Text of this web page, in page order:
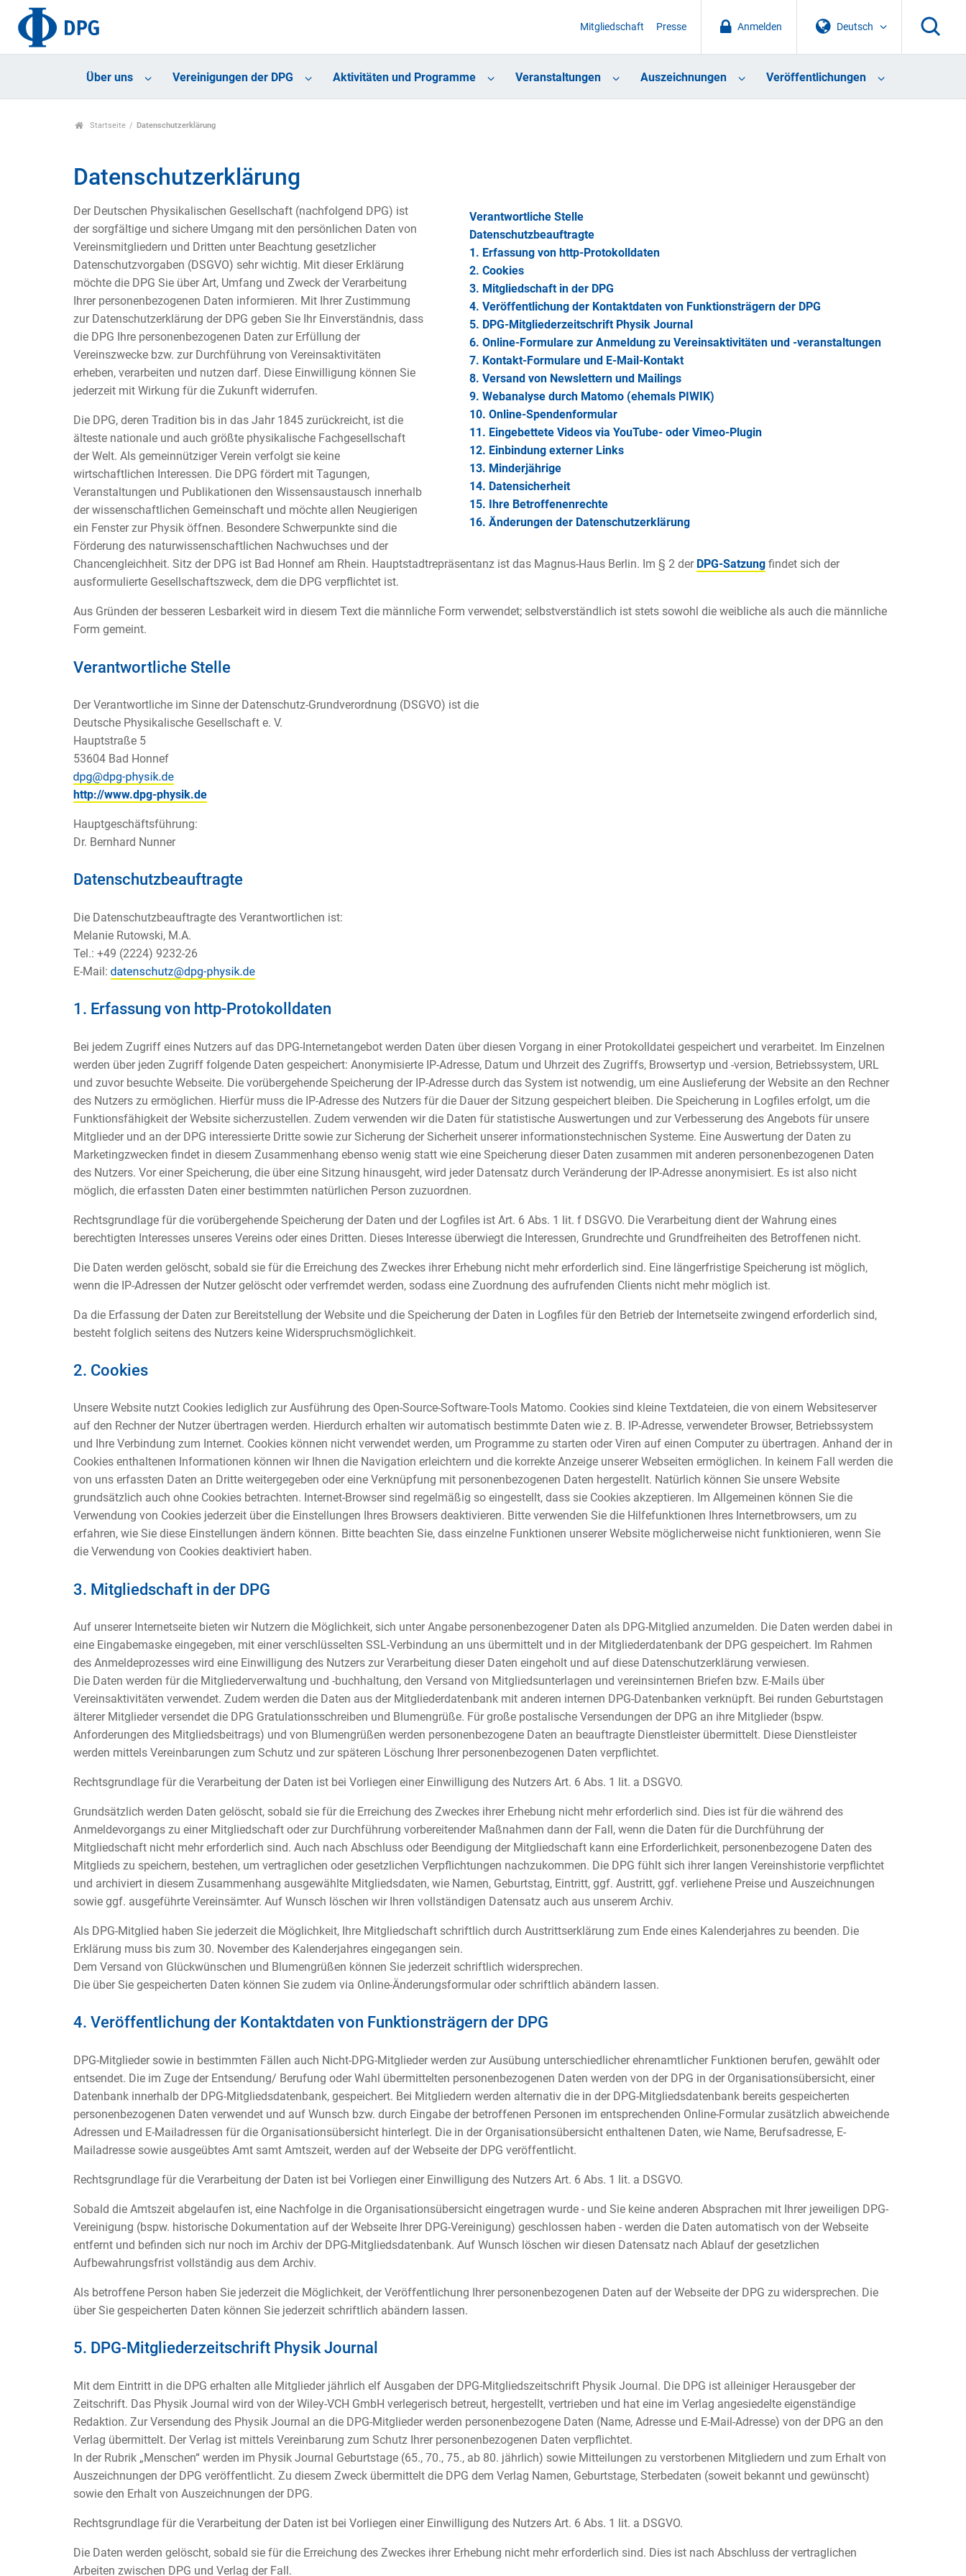
Deutsch
Anmelden
Mitgliedschaft Presse
Über uns Vereinigungen der DPG Aktivitäten und Programme Veranstaltungen Auszeichnungen Veröffentlichungen
Startseite Datenschutzerklärung
Datenschutzerklärung
Verantwortliche Stelle
Datenschutzbeauftragte
1. Erfassung von http-Protokolldaten
2. Cookies
3. Mitgliedschaft in der DPG
4. Veröffentlichung der Kontaktdaten von Funktionsträgern der DPG
5. DPG-Mitgliederzeitschrift Physik Journal
6. Online-Formulare zur Anmeldung zu Vereinsaktivitäten und -veranstaltungen
7. Kontakt-Formulare und E-Mail-Kontakt
8. Versand von Newslettern und Mailings
9. Webanalyse durch Matomo (ehemals PIWIK)
10. Online-Spendenformular
11. Eingebettete Videos via YouTube- oder Vimeo-Plugin
12. Einbindung externer Links
13. Minderjährige
14. Datensicherheit
15. Ihre Betroffenenrechte
16. Änderungen der Datenschutzerklärung
Der Deutschen Physikalischen Gesellschaft (nachfolgend DPG) ist
der sorgfältige und sichere Umgang mit den persönlichen Daten von
Vereinsmitgliedern und Dritten unter Beachtung gesetzlicher
Datenschutzvorgaben (DSGVO) sehr wichtig. Mit dieser Erklärung
möchte die DPG Sie über Art, Umfang und Zweck der Verarbeitung
Ihrer personenbezogenen Daten informieren. Mit Ihrer Zustimmung
zur Datenschutzerklärung der DPG geben Sie Ihr Einverständnis, dass
die DPG Ihre personenbezogenen Daten zur Erfüllung der
Vereinszwecke bzw. zur Durchführung von Vereinsaktivitäten
erheben, verarbeiten und nutzen darf. Diese Einwilligung können Sie
jederzeit mit Wirkung für die Zukunft widerrufen.
Die DPG, deren Tradition bis in das Jahr 1845 zurückreicht, ist die
älteste nationale und auch größte physikalische Fachgesellschaft
der Welt. Als gemeinnütziger Verein verfolgt sie keine
wirtschaftlichen Interessen. Die DPG fördert mit Tagungen,
Veranstaltungen und Publikationen den Wissensaustausch innerhalb
der wissenschaftlichen Gemeinschaft und möchte allen Neugierigen
ein Fenster zur Physik öffnen. Besondere Schwerpunkte sind die
Förderung des naturwissenschaftlichen Nachwuchses und der
Chancengleichheit. Sitz der DPG ist Bad Honnef am Rhein. Hauptstadtrepräsentanz ist das Magnus-Haus Berlin. Im § 2 der DPG-Satzung findet sich der
ausformulierte Gesellschaftszweck, dem die DPG verpflichtet ist.
Aus Gründen der besseren Lesbarkeit wird in diesem Text die männliche Form verwendet; selbstverständlich ist stets sowohl die weibliche als auch die männliche
Form gemeint.
Verantwortliche Stelle
Der Verantwortliche im Sinne der Datenschutz-Grundverordnung (DSGVO) ist die
Deutsche Physikalische Gesellschaft e. V.
Hauptstraße 5
53604 Bad Honnef
http://www.dpg-physik.de
Hauptgeschäftsführung:
Dr. Bernhard Nunner
Datenschutzbeauftragte
Die Datenschutzbeauftragte des Verantwortlichen ist:
Melanie Rutowski, M.A.
Tel.: +49 (2224) 9232-26
E-Mail:
1. Erfassung von http-Protokolldaten
Bei jedem Zugriff eines Nutzers auf das DPG-Internetangebot werden Daten über diesen Vorgang in einer Protokolldatei gespeichert und verarbeitet. Im Einzelnen
werden über jeden Zugriff folgende Daten gespeichert: Anonymisierte IP-Adresse, Datum und Uhrzeit des Zugriffs, Browsertyp und -version, Betriebssystem, URL
und zuvor besuchte Webseite. Die vorübergehende Speicherung der IP-Adresse durch das System ist notwendig, um eine Auslieferung der Website an den Rechner
des Nutzers zu ermöglichen. Hierfür muss die IP-Adresse des Nutzers für die Dauer der Sitzung gespeichert bleiben. Die Speicherung in Logfiles erfolgt, um die
Funktionsfähigkeit der Website sicherzustellen. Zudem verwenden wir die Daten für statistische Auswertungen und zur Verbesserung des Angebots für unsere
Mitglieder und an der DPG interessierte Dritte sowie zur Sicherung der Sicherheit unserer informationstechnischen Systeme. Eine Auswertung der Daten zu
Marketingzwecken findet in diesem Zusammenhang ebenso wenig statt wie eine Speicherung dieser Daten zusammen mit anderen personenbezogenen Daten
des Nutzers. Vor einer Speicherung, die über eine Sitzung hinausgeht, wird jeder Datensatz durch Veränderung der IP-Adresse anonymisiert. Es ist also nicht
möglich, die erfassten Daten einer bestimmten natürlichen Person zuzuordnen.
Rechtsgrundlage für die vorübergehende Speicherung der Daten und der Logfiles ist Art. 6 Abs. 1 lit. f DSGVO. Die Verarbeitung dient der Wahrung eines
berechtigten Interesses unseres Vereins oder eines Dritten. Dieses Interesse überwiegt die Interessen, Grundrechte und Grundfreiheiten des Betroffenen nicht.
Die Daten werden gelöscht, sobald sie für die Erreichung des Zweckes ihrer Erhebung nicht mehr erforderlich sind. Eine längerfristige Speicherung ist möglich,
wenn die IP-Adressen der Nutzer gelöscht oder verfremdet werden, sodass eine Zuordnung des aufrufenden Clients nicht mehr möglich ist.
Da die Erfassung der Daten zur Bereitstellung der Website und die Speicherung der Daten in Logfiles für den Betrieb der Internetseite zwingend erforderlich sind,
besteht folglich seitens des Nutzers keine Widerspruchsmöglichkeit.
2. Cookies
Unsere Website nutzt Cookies lediglich zur Ausführung des Open-Source-Software-Tools Matomo. Cookies sind kleine Textdateien, die von einem Websiteserver
auf den Rechner der Nutzer übertragen werden. Hierdurch erhalten wir automatisch bestimmte Daten wie z. B. IP-Adresse, verwendeter Browser, Betriebssystem
und Ihre Verbindung zum Internet. Cookies können nicht verwendet werden, um Programme zu starten oder Viren auf einen Computer zu übertragen. Anhand der in
Cookies enthaltenen Informationen können wir Ihnen die Navigation erleichtern und die korrekte Anzeige unserer Webseiten ermöglichen. In keinem Fall werden die
von uns erfassten Daten an Dritte weitergegeben oder eine Verknüpfung mit personenbezogenen Daten hergestellt. Natürlich können Sie unsere Website
grundsätzlich auch ohne Cookies betrachten. Internet-Browser sind regelmäßig so eingestellt, dass sie Cookies akzeptieren. Im Allgemeinen können Sie die
Verwendung von Cookies jederzeit über die Einstellungen Ihres Browsers deaktivieren. Bitte verwenden Sie die Hilfefunktionen Ihres Internetbrowsers, um zu
erfahren, wie Sie diese Einstellungen ändern können. Bitte beachten Sie, dass einzelne Funktionen unserer Website möglicherweise nicht funktionieren, wenn Sie
die Verwendung von Cookies deaktiviert haben.
3. Mitgliedschaft in der DPG
Auf unserer Internetseite bieten wir Nutzern die Möglichkeit, sich unter Angabe personenbezogener Daten als DPG-Mitglied anzumelden. Die Daten werden dabei in
eine Eingabemaske eingegeben, mit einer verschlüsselten SSL-Verbindung an uns übermittelt und in der Mitgliederdatenbank der DPG gespeichert. Im Rahmen
des Anmeldeprozesses wird eine Einwilligung des Nutzers zur Verarbeitung dieser Daten eingeholt und auf diese Datenschutzerklärung verwiesen.
Die Daten werden für die Mitgliederverwaltung und -buchhaltung, den Versand von Mitgliedsunterlagen und vereinsinternen Briefen bzw. E-Mails über
Vereinsaktivitäten verwendet. Zudem werden die Daten aus der Mitgliederdatenbank mit anderen internen DPG-Datenbanken verknüpft. Bei runden Geburtstagen
älterer Mitglieder versendet die DPG Gratulationsschreiben und Blumengrüße. Für große postalische Versendungen der DPG an ihre Mitglieder (bspw.
Anforderungen des Mitgliedsbeitrags) und von Blumengrüßen werden personenbezogene Daten an beauftragte Dienstleister übermittelt. Diese Dienstleister
werden mittels Vereinbarungen zum Schutz und zur späteren Löschung Ihrer personenbezogenen Daten verpflichtet.
Rechtsgrundlage für die Verarbeitung der Daten ist bei Vorliegen einer Einwilligung des Nutzers Art. 6 Abs. 1 lit. a DSGVO.
Grundsätzlich werden Daten gelöscht, sobald sie für die Erreichung des Zweckes ihrer Erhebung nicht mehr erforderlich sind. Dies ist für die während des
Anmeldevorgangs zu einer Mitgliedschaft oder zur Durchführung vorbereitender Maßnahmen dann der Fall, wenn die Daten für die Durchführung der
Mitgliedschaft nicht mehr erforderlich sind. Auch nach Abschluss oder Beendigung der Mitgliedschaft kann eine Erforderlichkeit, personenbezogene Daten des
Mitglieds zu speichern, bestehen, um vertraglichen oder gesetzlichen Verpflichtungen nachzukommen. Die DPG fühlt sich ihrer langen Vereinshistorie verpflichtet
und archiviert in diesem Zusammenhang ausgewählte Mitgliedsdaten, wie Namen, Geburtstag, Eintritt, ggf. Austritt, ggf. verliehene Preise und Auszeichnungen
sowie ggf. ausgeführte Vereinsämter. Auf Wunsch löschen wir Ihren vollständigen Datensatz auch aus unserem Archiv.
Als DPG-Mitglied haben Sie jederzeit die Möglichkeit, Ihre Mitgliedschaft schriftlich durch Austrittserklärung zum Ende eines Kalenderjahres zu beenden. Die
Erklärung muss bis zum 30. November des Kalenderjahres eingegangen sein.
Dem Versand von Glückwünschen und Blumengrüßen können Sie jederzeit schriftlich widersprechen.
Die über Sie gespeicherten Daten können Sie zudem via Online-Änderungsformular oder schriftlich abändern lassen.
4. Veröffentlichung der Kontaktdaten von Funktionsträgern der DPG
DPG-Mitglieder sowie in bestimmten Fällen auch Nicht-DPG-Mitglieder werden zur Ausübung unterschiedlicher ehrenamtlicher Funktionen berufen, gewählt oder
entsendet. Die im Zuge der Entsendung/ Berufung oder Wahl übermittelten personenbezogenen Daten werden von der DPG in der Organisationsübersicht, einer
Datenbank innerhalb der DPG-Mitgliedsdatenbank, gespeichert. Bei Mitgliedern werden alternativ die in der DPG-Mitgliedsdatenbank bereits gespeicherten
personenbezogenen Daten verwendet und auf Wunsch bzw. durch Eingabe der betroffenen Personen im entsprechenden Online-Formular zusätzlich abweichende
Adressen und E-Mailadressen für die Organisationsübersicht hinterlegt. Die in der Organisationsübersicht enthaltenen Daten, wie Name, Berufsadresse, E-
Mailadresse sowie ausgeübtes Amt samt Amtszeit, werden auf der Webseite der DPG veröffentlicht.
Rechtsgrundlage für die Verarbeitung der Daten ist bei Vorliegen einer Einwilligung des Nutzers Art. 6 Abs. 1 lit. a DSGVO.
Sobald die Amtszeit abgelaufen ist, eine Nachfolge in die Organisationsübersicht eingetragen wurde - und Sie keine anderen Absprachen mit Ihrer jeweiligen DPG-
Vereinigung (bspw. historische Dokumentation auf der Webseite Ihrer DPG-Vereinigung) geschlossen haben - werden die Daten automatisch von der Webseite
entfernt und befinden sich nur noch im Archiv der DPG-Mitgliedsdatenbank. Auf Wunsch löschen wir diesen Datensatz nach Ablauf der gesetzlichen
Aufbewahrungsfrist vollständig aus dem Archiv.
Als betroffene Person haben Sie jederzeit die Möglichkeit, der Veröffentlichung Ihrer personenbezogenen Daten auf der Webseite der DPG zu widersprechen. Die
über Sie gespeicherten Daten können Sie jederzeit schriftlich abändern lassen.
5. DPG-Mitgliederzeitschrift Physik Journal
Mit dem Eintritt in die DPG erhalten alle Mitglieder jährlich elf Ausgaben der DPG-Mitgliedszeitschrift Physik Journal. Die DPG ist alleiniger Herausgeber der
Zeitschrift. Das Physik Journal wird von der Wiley-VCH GmbH verlegerisch betreut, hergestellt, vertrieben und hat eine im Verlag angesiedelte eigenständige
Redaktion. Zur Versendung des Physik Journal an die DPG-Mitglieder werden personenbezogene Daten (Name, Adresse und E-Mail-Adresse) von der DPG an den
Verlag übermittelt. Der Verlag ist mittels Vereinbarung zum Schutz Ihrer personenbezogenen Daten verpflichtet.
In der Rubrik „Menschen“ werden im Physik Journal Geburtstage (65., 70., 75., ab 80. jährlich) sowie Mitteilungen zu verstorbenen Mitgliedern und zum Erhalt von
Auszeichnungen der DPG veröffentlicht. Zu diesem Zweck übermittelt die DPG dem Verlag Namen, Geburtstage, Sterbedaten (soweit bekannt und gewünscht)
sowie den Erhalt von Auszeichnungen der DPG.
Rechtsgrundlage für die Verarbeitung der Daten ist bei Vorliegen einer Einwilligung des Nutzers Art. 6 Abs. 1 lit. a DSGVO.
Die Daten werden gelöscht, sobald sie für die Erreichung des Zweckes ihrer Erhebung nicht mehr erforderlich sind. Dies ist nach Abschluss der vertraglichen
Arbeiten zwischen DPG und Verlag der Fall.